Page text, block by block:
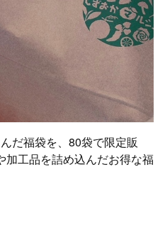
だ福袋を、80袋で限定販
加工品を詰め込んだお得な福